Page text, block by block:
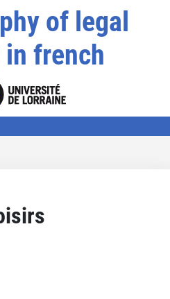
of legal
in french